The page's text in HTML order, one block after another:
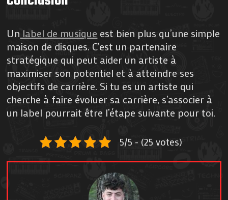
Un label de musique est bien plus qu’une simple
maison de disques. C’est un partenaire
stratégique qui peut aider un artiste à
maximiser son potentiel et à atteindre ses
objectifs de carrière. Si tu es un artiste qui
cherche à faire évoluer sa carrière, s’associer à
un label pourrait être l’étape suivante pour toi.
5/5 - (25 votes)